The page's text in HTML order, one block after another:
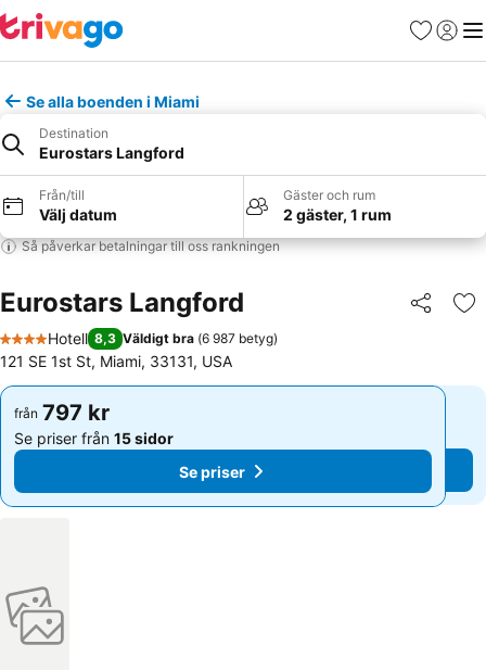
Favoriter
Logga
Se alla boenden i Miami
Destination
Eurostars Langford
Från/till
Välj datum
Gäster och rum
2 gäster, 1 rum
Så påverkar betalningar till oss rankningen
Eurostars Langford Dela
4 Stjärnor
Hotell 8,3 Väldigt bra (6 987 betyg)
121 SE 1st St, Miami, 33131, USA
från 797 kr
Se priser från 15 sidor
Se priser
från 797 kr
Se priser från 15 sidor
Se priser